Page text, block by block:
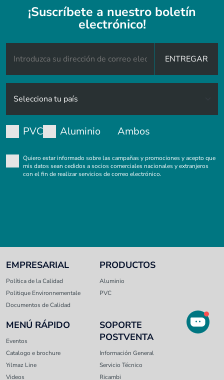
¡Suscríbete a nuestro boletín
electrónico!
ENTREGAR
PVC Aluminio Ambos
Quiero estar informado sobre las campañas y promociones y acepto que
mis datos sean cedidos a socios comerciales nacionales y extranjeros
con el fin de realizar servicios de correo electrónico.
EMPRESARIAL
Política de la Calidad
Politique Environnementale
Documentos de Calidad
PRODUCTOS
Aluminio
PVC
MENÚ RÁPIDO
Eventos
Catalogo e brochure
Yılmaz Line
Videos
SOPORTE
POSTVENTA
Información General
Servicio Técnico
Ricambi